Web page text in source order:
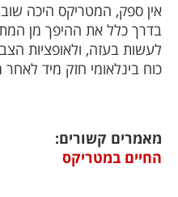
אין ספק, המטריקס היכה
בדרך כלל את ההיפך מן
לעשות בעזה, ולאופציות
כוח בינלאומי חזק מיד
מאמרים קשורים:
החיים במטריקס